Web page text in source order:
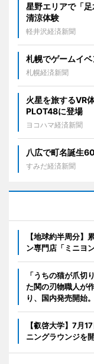
星野エリアで「
清涼体験
軽井沢経済新聞
札幌でゲームイ
札幌経済新聞
火星を旅するVR
PLOT48に登場
ヨコハマ経済新聞
八広で町名誕生
すみだ経済新聞
【地球約半周分】
ン専門店「ミニヨ
「うちの猫が爪切
た関の刃物職人が
り、国内発売開始。
【叡啓大学】7月
ニングラウンジを